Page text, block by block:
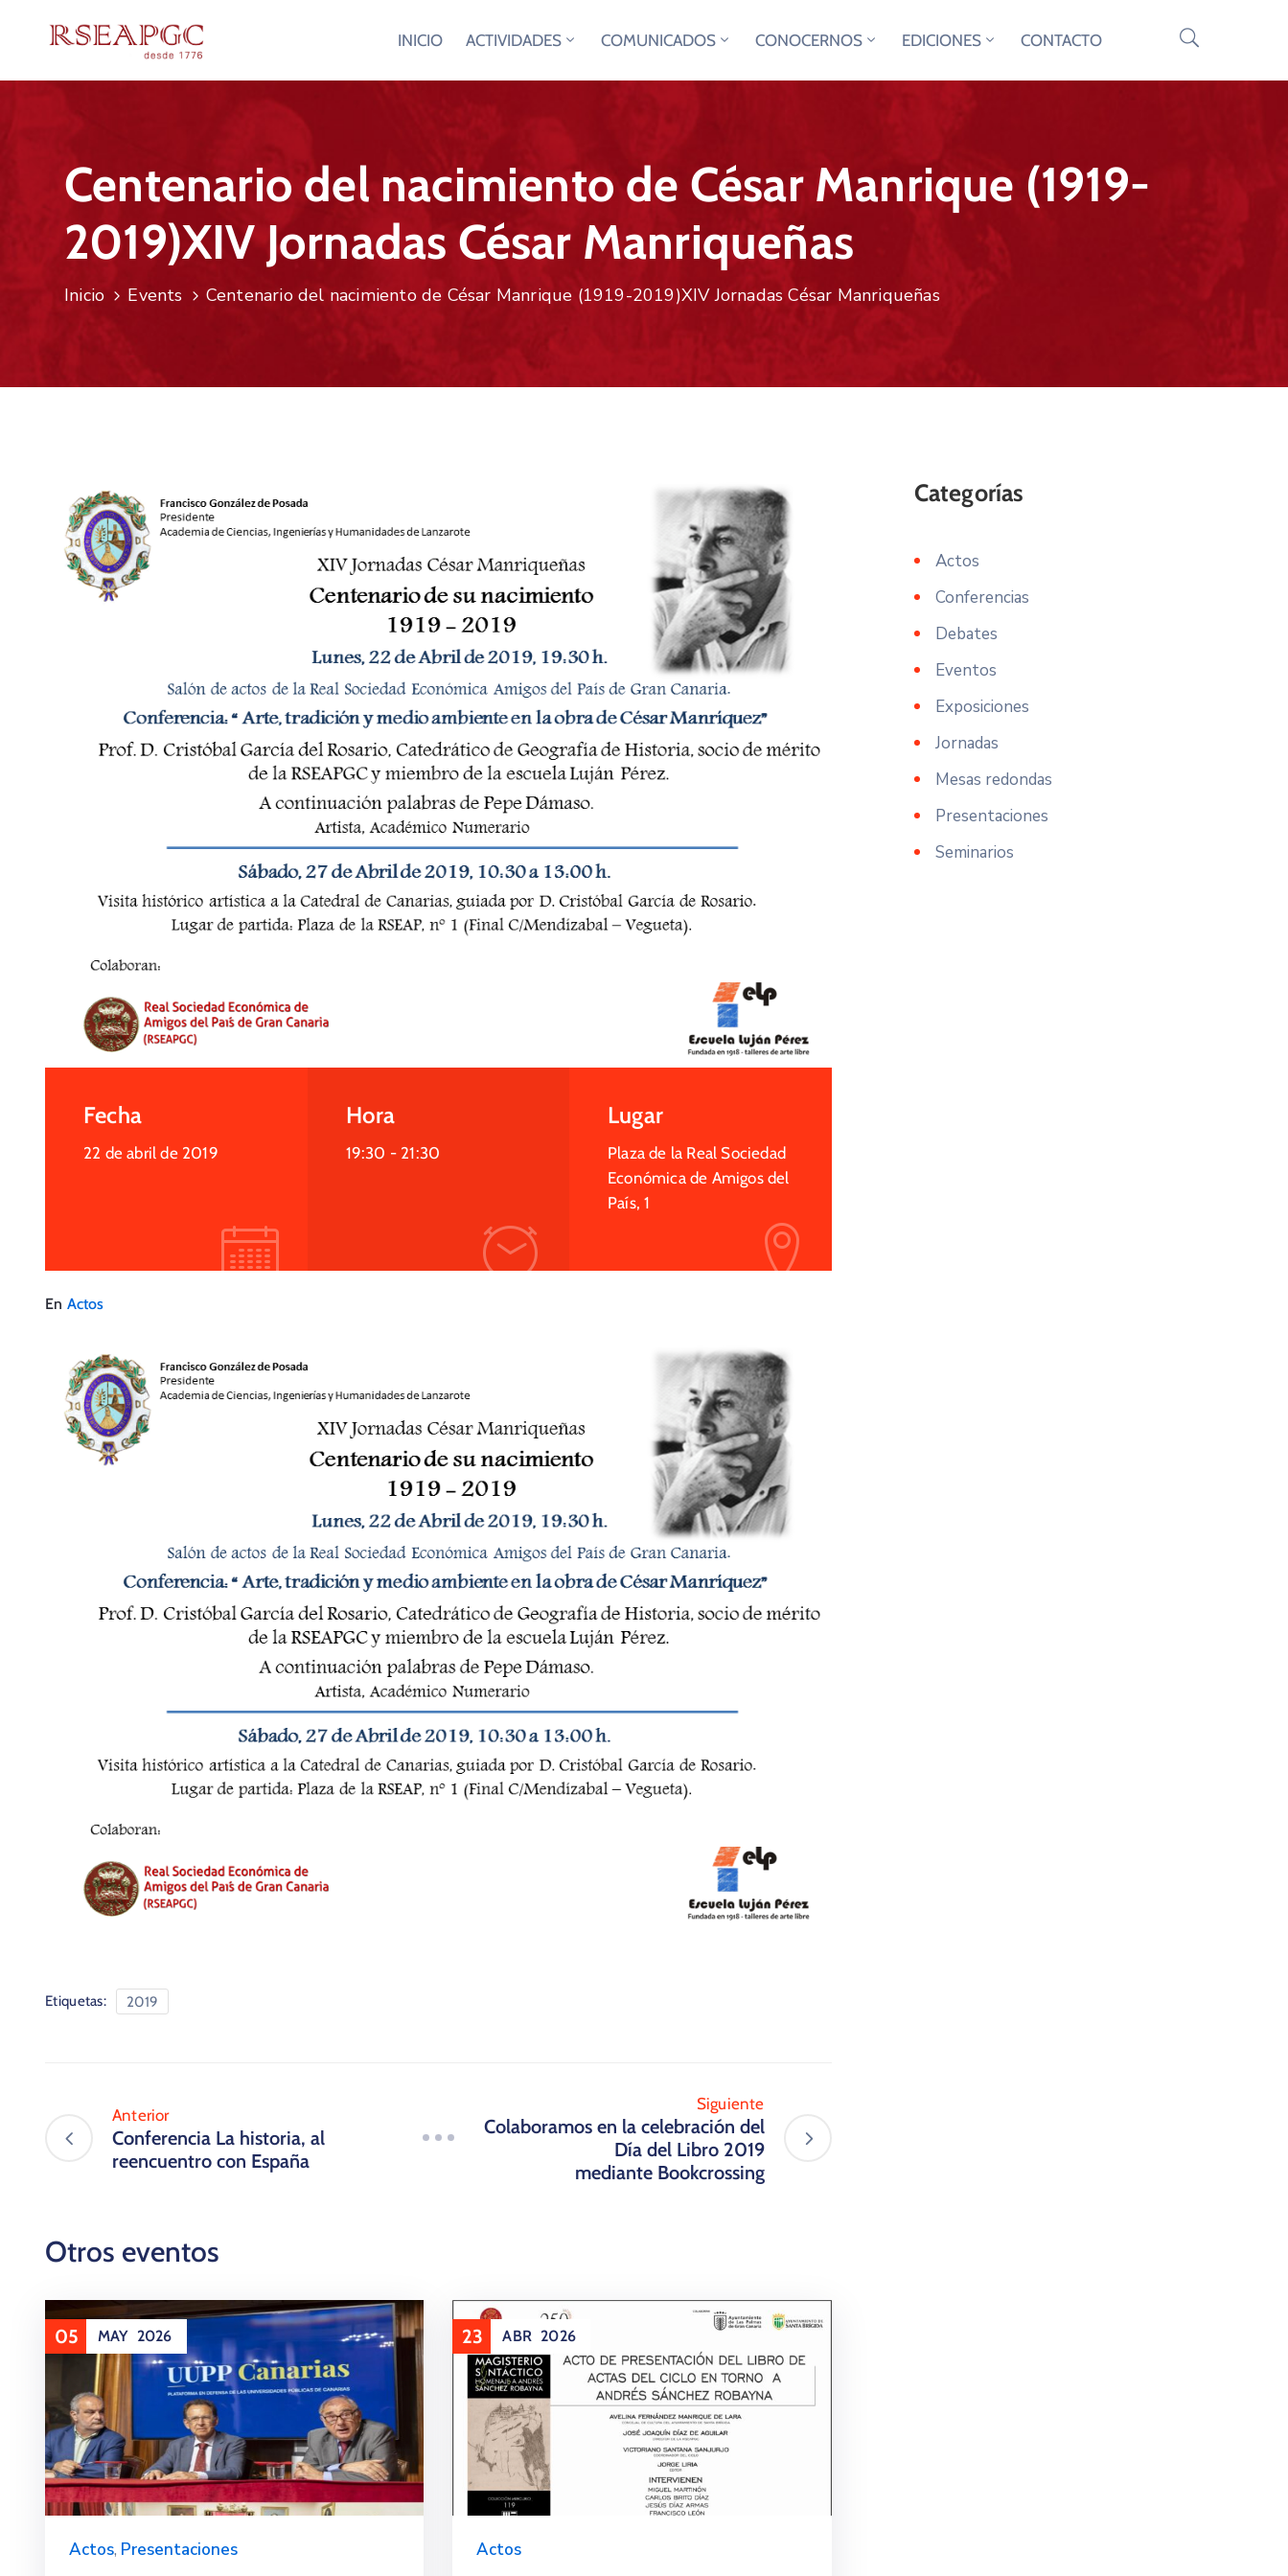
INICIO ACTIVIDADES COMUNICADOS CONOCERNOS EDICIONES CONTACTO
Centenario del nacimiento de César Manrique (1919-
2019)XIV Jornadas César Manriqueñas
Inicio Events Centenario del nacimiento de César Manrique (1919-2019)XIV Jornadas César Manriqueñas
Fecha
22 de abril de 2019
Hora
19:30 - 21:30
Lugar
Plaza de la Real Sociedad
Económica de Amigos del
País, 1
En Actos
Etiquetas: 2019
Anterior
Conferencia La historia, al
reencuentro con España
Siguiente
Colaboramos en la celebración del
Día del Libro 2019
mediante Bookcrossing
Otros eventos
05 MAY 2026
Actos, Presentaciones
23 ABR 2026
Actos
Actos
Conferencias
Debates
Eventos
Exposiciones
Jornadas
Mesas redondas
Presentaciones
Seminarios